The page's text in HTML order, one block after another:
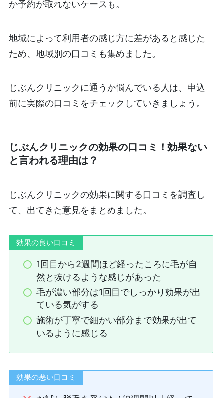
か予約が取れないケースも。
地域によって利用者の感じ方に差があると感じた
ため、地域別の口コミも集めました。
じぶんクリニックに通うか悩んでいる人は、申込
前に実際の口コミをチェックしていきましょう。
じぶんクリニックの効果の口コミ！効果ない
と言われる理由は？
じぶんクリニックの効果に関する口コミを調査し
て、出てきた意見をまとめました。
効果の良い口コミ
1回目から2週間ほど経ったころに毛が自
然と抜けるような感じがあった
毛が濃い部分は1回目でしっかり効果が出
ている気がする
施術が丁寧で細かい部分まで効果が出て
いるように感じる
効果の悪い口コミ